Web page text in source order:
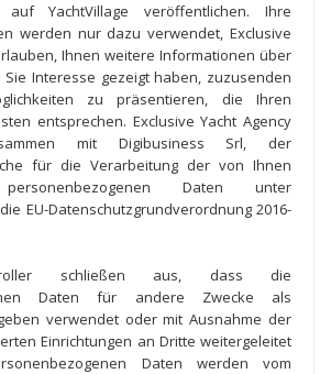
YachtVillage veröffentlichen. Ihre
werden nur dazu verwendet, Exclusive
Ihnen weitere Informationen über
Interesse gezeigt haben, zuzusenden
zu präsentieren, die Ihren
entsprechen. Exclusive Yacht Agency
mit Digibusiness Srl, der
für die Verarbeitung der von Ihnen
personenbezogenen Daten unter
EU-Datenschutzgrundverordnung 2016-
schließen aus, dass die
Daten für andere Zwecke als
verwendet oder mit Ausnahme der
Einrichtungen an Dritte weitergeleitet
Daten werden vom